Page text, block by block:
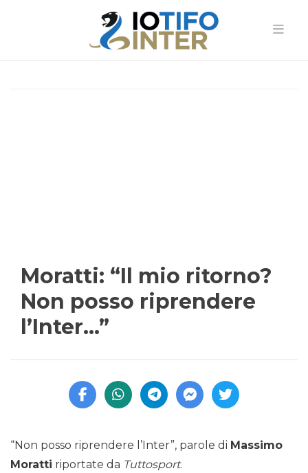
Moratti: “Il mio ritorno?
Non posso riprendere
l’Inter…”
“Non posso riprendere l’Inter”, parole di Massimo
Moratti riportate da Tuttosport.